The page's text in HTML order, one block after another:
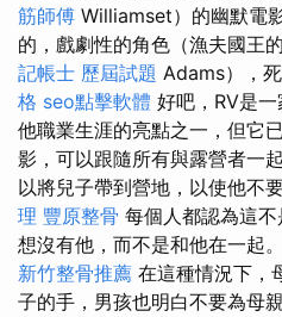
筋師傅 Williamset）的幽默電
的，戲劇性的角色（漁夫國王
記帳士 歷屆試題 Adams），
格 seo點擊軟體 好吧，RV是
他職業生涯的亮點之一，但它
影，可以跟隨所有與露營者一
以將兒子帶到營地，以使他不
理 豐原整骨 每個人都認為這
想沒有他，而不是和他在一起。
新竹整骨推薦 在這種情況下，
子的手，男孩也明白不要為母